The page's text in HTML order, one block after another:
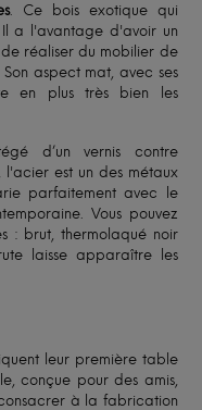
. Ce bois exotique qui
Il a l'avantage d'avoir un
réaliser du mobilier de
aspect mat, avec ses
en plus très bien les
d’un vernis contre
l'acier est un des métaux
parfaitement avec le
Vous pouvez
: brut, thermolaqué noir
laisse apparaître les
leur première table
conçue pour des amis,
à la fabrication